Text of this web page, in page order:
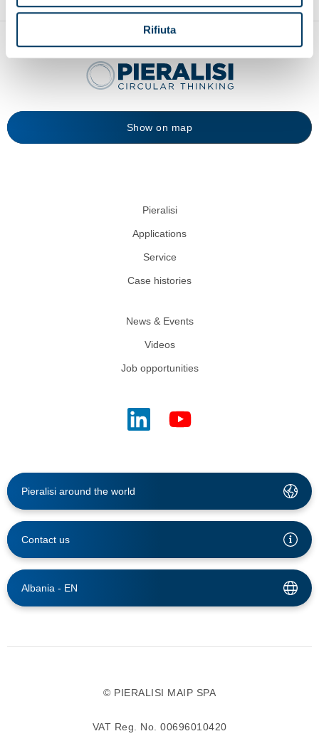
Rifiuta
Show on map
Pieralisi
Applications
Service
Case histories
News & Events
Videos
Job opportunities
Pieralisi around the world
Contact us
Albania - EN
© PIERALISI MAIP SPA
VAT Reg. No. 00696010420